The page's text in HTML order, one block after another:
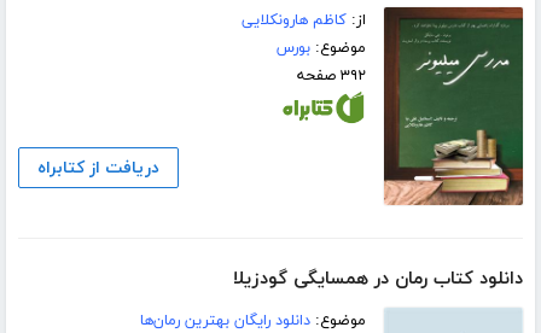
از:کاظم هارونکلایی
موضوع:بورس
۳۹۲ صفحه
دریافت از کتابراه
دانلود کتاب رمان در همسایگی گودزیلا
موضوع:دانلود رایگان بهترین رمان‌ها